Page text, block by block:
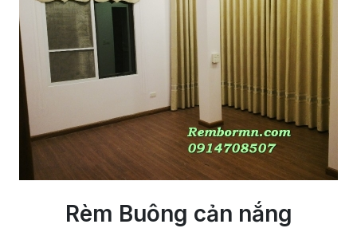
Rèm Buông cản nắng